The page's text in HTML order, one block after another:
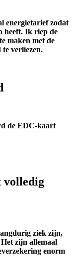
energietarief zodat
heeft. Ik riep de
maken met de
verliezen.
de EDC-kaart
volledig
ziek zijn,
zijn allemaal
enorm